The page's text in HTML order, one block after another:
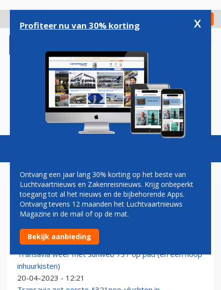
gaan
Check in
Magazine Podcasts Vacatures
TRANSAVIA
Transavia ook met 'Airberlin' en Boeing 757 op pad
24-04-2023 - 18:30
Transavia weer met Sunweb 737 op pad (en een hoop
inhuurkisten)
20-04-2023 - 12:21
Profiteer nu van 30% korting x
Ontvang een jaar lang 30% korting op het beste van
Luchtvaartnieuws en Zakenreisnieuws. Krijg onbeperkt
toegang tot al het nieuws en de bijbehorende Apps.
Ontvang tevens 12 maanden het Luchtvaartnieuws
Magazine in de mail of op de mat.
Bekijk aanbieding